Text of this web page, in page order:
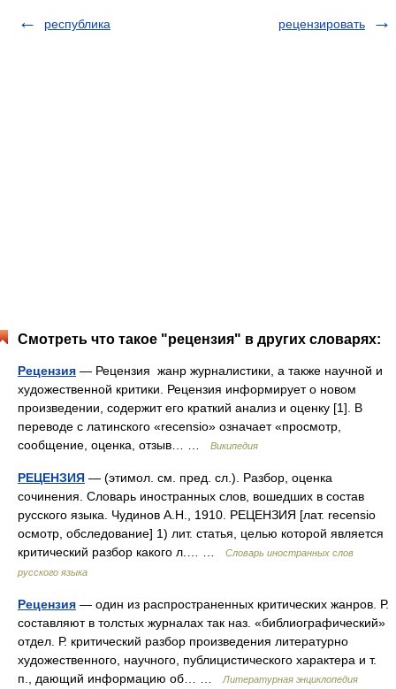
республика рецензировать
Смотреть что такое "рецензия" в других словарях:
Рецензия — Рецензия жанр журналистики, а также научной и
художественной критики. Рецензия информирует о новом
произведении, содержит его краткий анализ и оценку [1]. В
переводе с латинского «recensio» означает «просмотр,
сообщение, оценка, отзыв… …
Википедия
РЕЦЕНЗИЯ — (этимол. см. пред. сл.). Разбор, оценка
сочинения. Словарь иностранных слов, вошедших в состав
русского языка. Чудинов А.Н., 1910. РЕЦЕНЗИЯ [лат. recensio
осмотр, обследование] 1) лит. статья, целью которой является
критический разбор какого л.… …
Словарь иностранных слов
русского языка
Рецензия — один из распространенных критических жанров. Р.
составляют в толстых журналах так наз. «библиографический»
отдел. Р. критический разбор произведения литературно
художественного, научного, публицистического характера и т.
п., дающий информацию об… …
Литературная энциклопедия